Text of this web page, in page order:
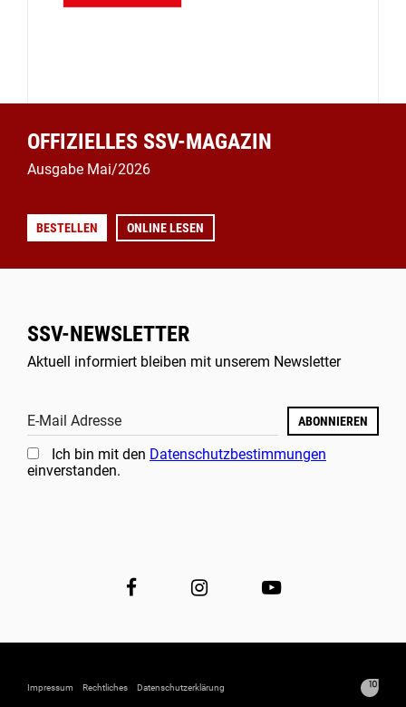
OFFIZIELLES SSV-MAGAZIN
Ausgabe Mai/2026
BESTELLEN ONLINE LESEN
SSV-NEWSLETTER
Aktuell informiert bleiben mit unserem Newsletter
E-Mail Adresse ABONNIEREN
Ich bin mit den Datenschutzbestimmungen
einverstanden.
Impressum Rechtliches Datenschutzerklärung